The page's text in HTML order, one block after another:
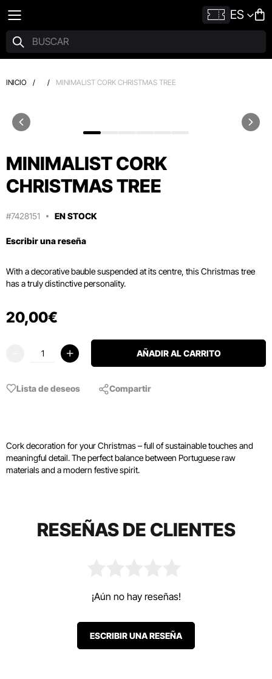
ES
INICIO / / MINIMALIST CORK CHRISTMAS TREE
MINIMALIST CORK
CHRISTMAS TREE
#7428151 EN STOCK
Escribir una reseña
With a decorative bauble suspended at its centre, this Christmas tree
has a truly distinctive personality.
20,00€
AÑADIR AL CARRITO
Lista de deseos Compartir
Cork decoration for your Christmas – full of sustainable touches and
meaningful detail. The perfect balance between Portuguese raw
materials and a modern festive spirit.
RESEÑAS DE CLIENTES
¡Aún no hay reseñas!
ESCRIBIR UNA RESEÑA